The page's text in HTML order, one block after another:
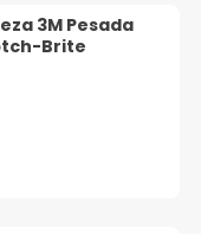
3M Pesada
Brite